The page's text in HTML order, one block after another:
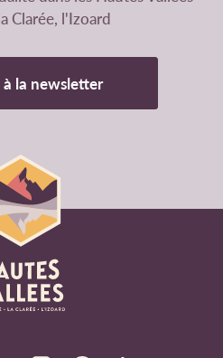
Clarée, l'Izoard
à la newsletter